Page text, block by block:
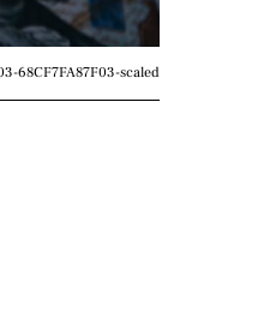
68CF7FA87F03-scaled